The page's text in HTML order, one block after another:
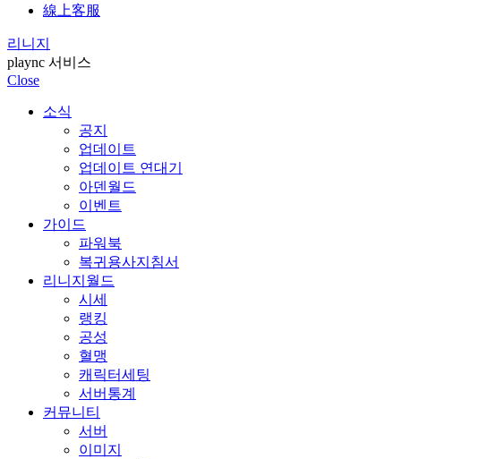
線上客服
리니지
plaync 서비스
Close
소식
공지
업데이트
업데이트 연대기
아덴월드
이벤트
가이드
파워북
복귀용사지침서
리니지월드
시세
랭킹
공성
혈맹
캐릭터세팅
서버통계
커뮤니티
서버
이미지